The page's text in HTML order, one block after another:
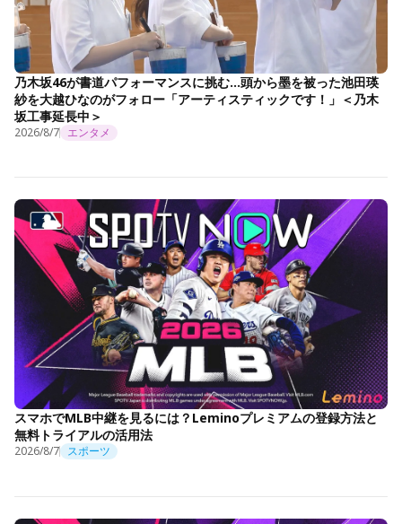
乃木坂46が書道パフォーマンスに挑む…頭から墨を被った池田瑛
紗を大越ひなのがフォロー「アーティスティックです！」＜乃木
坂工事延長中＞
2026/8/7 エンタメ
スマホでMLB中継を見るには？Leminoプレミアムの登録方法と
無料トライアルの活用法
2026/8/7 スポーツ